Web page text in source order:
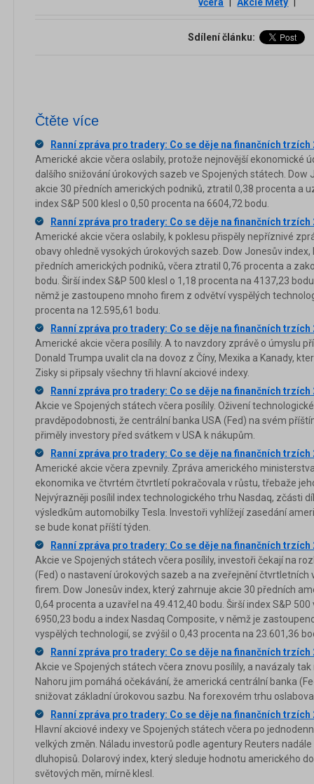
včera
Akcie Mety
Sdílení článku:
Čtěte více
Ranní zpráva pro tradery: Co se děje na finančních trzích
Americké akcie včera oslabily, protože nejnovější ekonomické
dalšího snižování úrokových sazeb ve Spojených státech. Dow
akcie 30 předních amerických podniků, ztratil 0,38 procenta a
index S&P 500 klesl o 0,50 procenta na 6604,72 bodu.
Ranní zpráva pro tradery: Co se děje na finančních trzích
Americké akcie včera oslabily, k poklesu přispěly nepříznivé
obavy ohledně vysokých úrokových sazeb. Dow Jonesův
předních amerických podniků, včera ztratil 0,76 procenta a
bodu. Širší index S&P 500 klesl o 1,18 procenta na 4137,23
němž je zastoupeno mnoho firem z odvětví vyspělých
procenta na 12.595,61 bodu.
Ranní zpráva pro tradery: Co se děje na finančních trzích
Americké akcie včera posílily. A to navzdory zprávě o úmyslu
Donald Trumpa uvalit cla na dovoz z Číny, Mexika a Kanady,
Zisky si připsaly všechny tři hlavní akciové indexy.
Ranní zpráva pro tradery: Co se děje na finančních trzích
Akcie ve Spojených státech včera posílily. Oživení
pravděpodobnosti, že centrální banka USA (Fed) na svém
přiměly investory před svátkem v USA k nákupům.
Ranní zpráva pro tradery: Co se děje na finančních trzích
Americké akcie včera zpevnily. Zpráva amerického
ekonomika ve čtvrtém čtvrtletí pokračovala v růstu, třebaže
Nejvýrazněji posílil index technologického trhu Nasdaq, zčásti
výsledkům automobilky Tesla. Investoři vyhlížejí zasedání
se bude konat příští týden.
Ranní zpráva pro tradery: Co se děje na finančních trzích
Akcie ve Spojených státech včera posílily, investoři čekají na
(Fed) o nastavení úrokových sazeb a na zveřejnění čtvrtletních
firem. Dow Jonesův index, který zahrnuje akcie 30 předních
0,64 procenta a uzavřel na 49.412,40 bodu. Širší index S&P
6950,23 bodu a index Nasdaq Composite, v němž je
vyspělých technologií, se zvýšil o 0,43 procenta na 23.601,36
Ranní zpráva pro tradery: Co se děje na finančních trzích
Akcie ve Spojených státech včera znovu posílily, a navázaly
Nahoru jim pomáhá očekávání, že americká centrální banka
snižovat základní úrokovou sazbu. Na forexovém trhu
Ranní zpráva pro tradery: Co se děje na finančních trzích
Hlavní akciové indexy ve Spojených státech včera po
velkých změn. Náladu investorů podle agentury Reuters
dluhopisů. Dolarový index, který sleduje hodnotu amerického
světových měn, mírně klesl.